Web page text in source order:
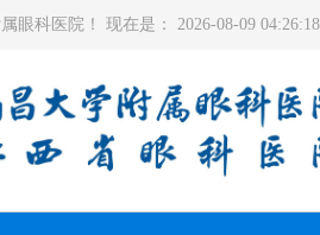
眼科医院！ 现在是： 2026-08-09